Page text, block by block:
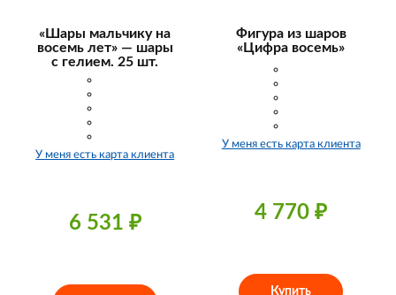
«Шары мальчику на
восемь лет» — шары
с гелием. 25 шт.
У меня есть карта клиента
6 531 ₽
Фигура из шаров
«Цифра восемь»
У меня есть карта клиента
4 770₽
Купить